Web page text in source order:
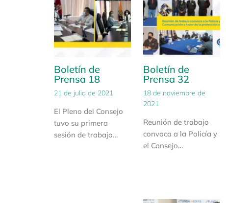
Boletín de
Prensa 18
21 de julio de 2021
El Pleno del Consejo
tuvo su primera
sesión de trabajo…
Boletín de
Prensa 32
18 de noviembre de
2021
Reunión de trabajo
convoca a la Policía y
el Consejo…